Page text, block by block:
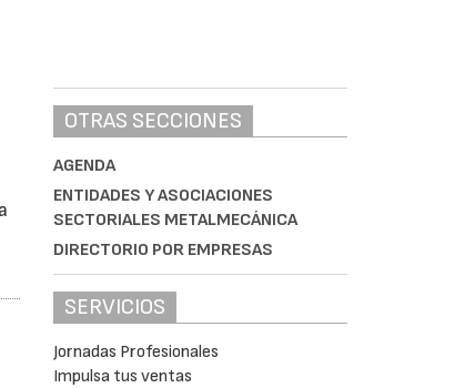
OTRAS SECCIONES
AGENDA
ENTIDADES Y ASOCIACIONES
SECTORIALES METALMECÁNICA
DIRECTORIO POR EMPRESAS
SERVICIOS
Jornadas Profesionales
Impulsa tus ventas